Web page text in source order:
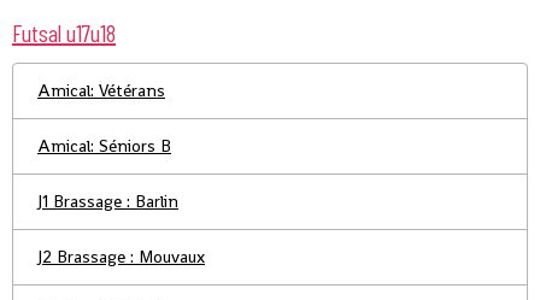
Futsal u17u18
Amical: Vétérans
Amical: Séniors B
J1 Brassage : Barlin
J2 Brassage : Mouvaux